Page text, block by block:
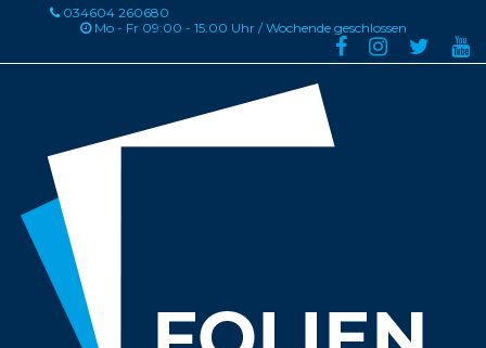
 034604 260680
Mo - Fr 09:00 - 15:00 Uhr / Wochende geschlossen
   